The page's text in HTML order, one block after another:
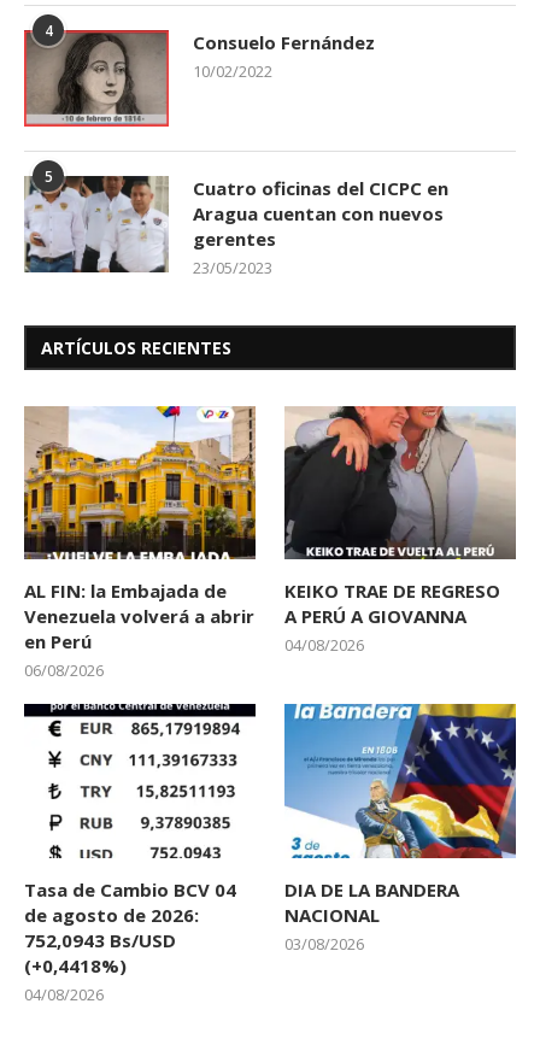
4 Consuelo Fernández
10/02/2022
5
Cuatro oficinas del CICPC en
Aragua cuentan con nuevos
gerentes
23/05/2023
ARTÍCULOS RECIENTES
AL FIN: la Embajada de
Venezuela volverá a abrir
en Perú
06/08/2026
KEIKO TRAE DE REGRESO
A PERÚ A GIOVANNA
04/08/2026
Tasa de Cambio BCV 04
de agosto de 2026:
752,0943 Bs/USD
(+0,4418%)
04/08/2026
DIA DE LA BANDERA
NACIONAL
03/08/2026